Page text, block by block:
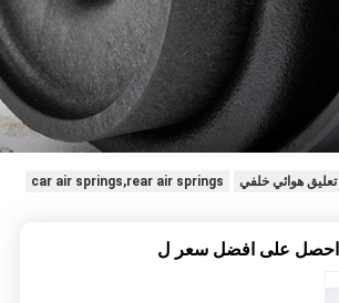
تعليق هوائي خلفي car air springs,rear air springs
احصل على افضل سعر ل